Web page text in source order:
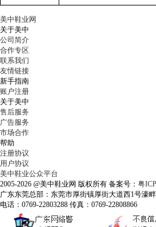
美中鞋业网
关于美中
公司简介
合作专区
联系我们
友情链接
新手指南
账户注册
关于美中
售后服务
广告服务
市场合作
帮助
注册协议
用户协议
美中鞋业公众平台
2005-2026 @美中鞋业网 版权所有 备案号： 粤
广东东莞总部：东莞市厚街镇厚街大道西1号濠
电话：0769-22803288 传真：0769-22808866